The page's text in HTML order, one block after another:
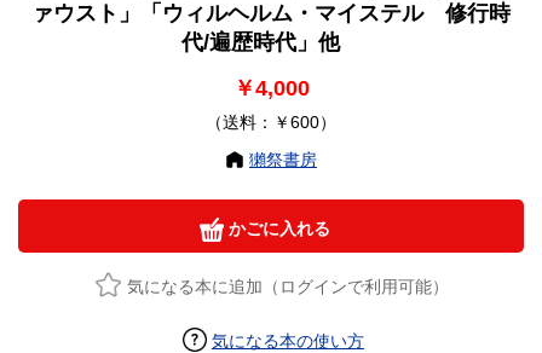
ァウスト」「ウィルヘルム・マイステル 修行時
代/遍歴時代」他
￥4,000
（送料：￥600）
獺祭書房
かごに入れる
気になる本に追加（ログインで利用可能）
気になる本の使い方